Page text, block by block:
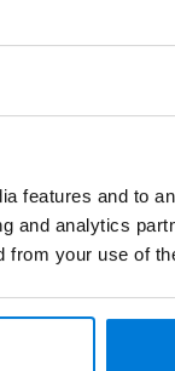
features and to
and analytics
from your use of